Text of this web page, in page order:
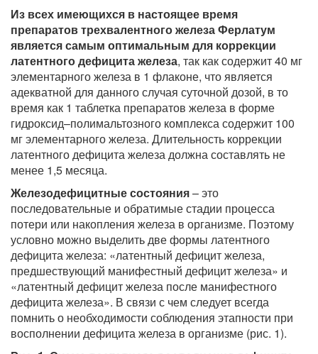
Из всех имеющихся в настоящее время
препаратов трехвалентного железа Ферлатум
является самым оптимальным для коррекции
латентного дефицита железа, так как содержит 40 мг
элементарного железа в 1 флаконе, что является
адекватной для данного случая суточной дозой, в то
время как 1 таблетка препаратов железа в форме
гидроксид–полимальтозного комплекса содержит 100
мг элементарного железа. Длительность коррекции
латентного дефицита железа должна составлять не
менее 1,5 месяца.
Железодефицитные состояния– это
последовательные и обратимые стадии процесса
потери или накопления железа в организме. Поэтому
условно можно выделить две формы латентного
дефицита железа: «латентный дефицит железа,
предшествующий манифестный дефицит железа» и
«латентный дефицит железа после манифестного
дефицита железа». В связи с чем следует всегда
помнить о необходимости соблюдения этапности при
восполнении дефицита железа в организме (рис. 1).